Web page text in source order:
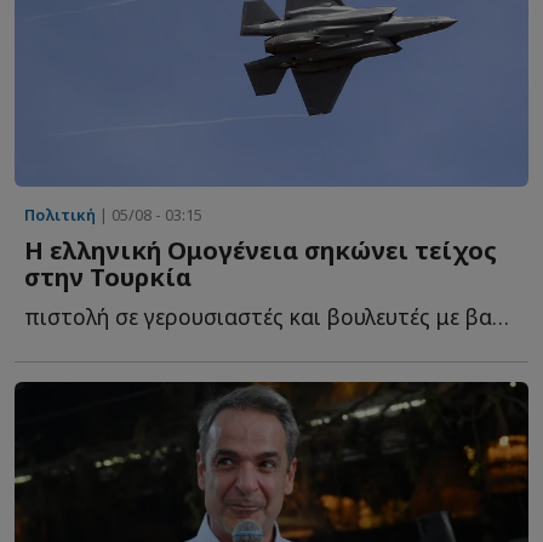
Πολιτική | 05/08 - 03:15
Η ελληνική Ομογένεια σηκώνει τείχος
στην Τουρκία
πιστολή σε γερουσιαστές και βουλευτές με βαριές προειδοποιήσεις γ...